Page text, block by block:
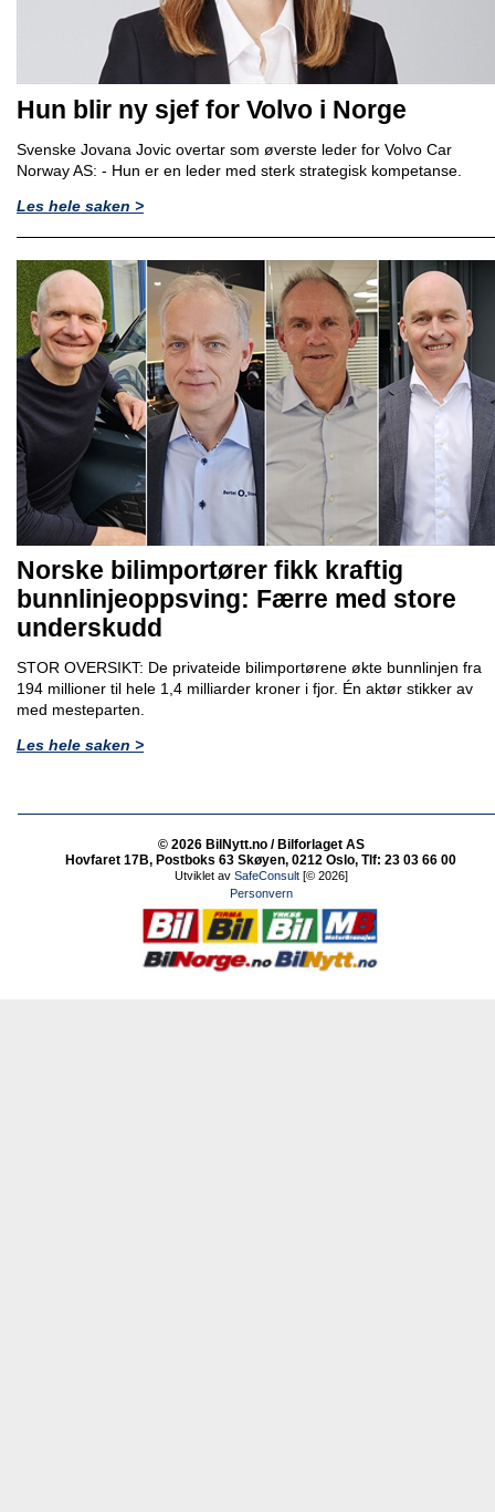
Hun blir ny sjef for Volvo i Norge
Svenske Jovana Jovic overtar som øverste leder for Volvo Car
Norway AS: - Hun er en leder med sterk strategisk kompetanse.
Les hele saken >
Norske bilimportører fikk kraftig
bunnlinjeoppsving: Færre med store
underskudd
STOR OVERSIKT: De privateide bilimportørene økte bunnlinjen fra
194 millioner til hele 1,4 milliarder kroner i fjor. Én aktør stikker av
med mesteparten.
Les hele saken >
© 2026 BilNytt.no / Bilforlaget AS
Hovfaret 17B, Postboks 63 Skøyen, 0212 Oslo, Tlf: 23 03 66 00
Utviklet av SafeConsult[© 2026]
Personvern